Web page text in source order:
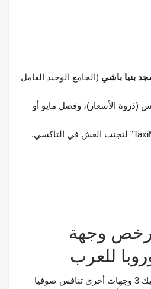
بنيا باشي (الجامع الوحيد العامل
(ذروة الأسعار)، وفضل مايو أو
وجهة
للعرب
إذا كنت تبحث عن تنوع، إليك 3 وجهات أخرى تنافس صوفيا